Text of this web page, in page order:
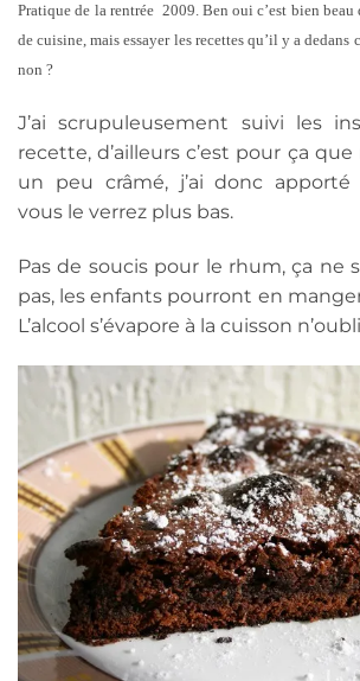
Pratique de la rentrée 2009. Ben oui c’est bien beau
de cuisine, mais essayer les recettes qu’il y a dedans
non ?
J’ai scrupuleusement suivi les
recette, d’ailleurs c’est pour ça
un peu crâmé, j’ai donc apporté
vous le verrez plus bas.
Pas de soucis pour le rhum, ça ne
pas, les enfants pourront en
L’alcool s’évapore à la cuisson